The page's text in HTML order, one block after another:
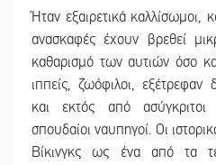
Ήταν εξαιρετικά καλλίσωμοι,
ανασκαφές έχουν βρεθεί
καθαρισμό των αυτιών όσο
ιππείς, ζωόφιλοι, εξέτρεφαν
και εκτός από
σπουδαίοι ναυπηγοί. Οι
Βίκινγκς ως ένα από τα